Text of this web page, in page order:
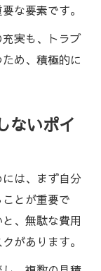
な要素です。
実も、トラブ
め、積極的に
ないポイ
は、まず自分
とが重要で
、無駄な費用
があります。